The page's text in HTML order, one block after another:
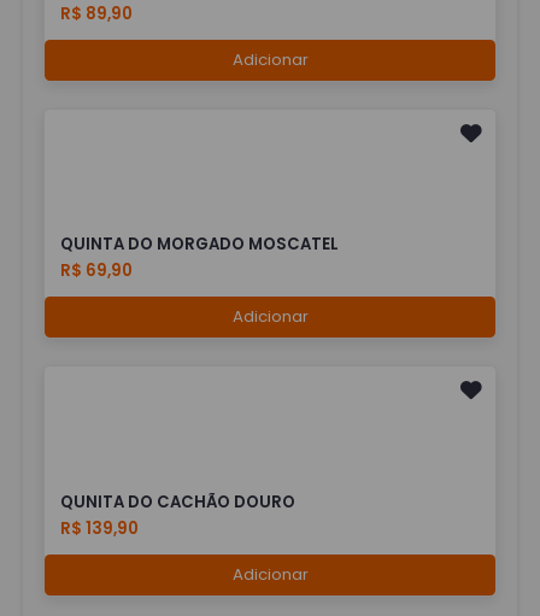
R$ 89,90
Adicionar
QUINTA DO MORGADO MOSCATEL
R$ 69,90
Adicionar
QUNITA DO CACHÃO DOURO
R$ 139,90
Adicionar